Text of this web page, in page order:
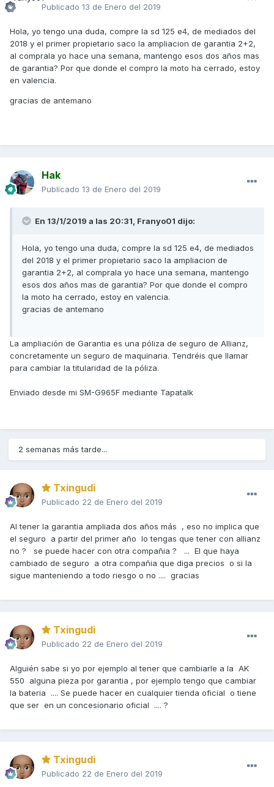
Publicado 13 de Enero del 2019
Hola, yo tengo una duda, compre la sd 125 e4, de mediados del
2018 y el primer propietario saco la ampliacion de garantia 2+2,
al comprala yo hace una semana, mantengo esos dos años mas
de garantia? Por que donde el compro la moto ha cerrado, estoy
en valencia.
gracias de antemano
Hak
Publicado 13 de Enero del 2019
En 13/1/2019 a las 20:31, Franyo01 dijo:
Hola, yo tengo una duda, compre la sd 125 e4, de mediados
del 2018 y el primer propietario saco la ampliacion de
garantia 2+2, al comprala yo hace una semana, mantengo
esos dos años mas de garantia? Por que donde el compro
la moto ha cerrado, estoy en valencia.
gracias de antemano
La ampliación de Garantia es una póliza de seguro de Allianz,
concretamente un seguro de maquinaria. Tendréis que llamar
para cambiar la titularidad de la póliza.
Enviado desde mi SM-G965F mediante Tapatalk
2 semanas más tarde...
Txingudi
Publicado 22 de Enero del 2019
Al tener la garantia ampliada dos años más , eso no implica que
el seguro a partir del primer año lo tengas que tener con allianz
no ? se puede hacer con otra compañia ? ... El que haya
cambiado de seguro a otra compañia que diga precios o si la
sigue manteniendo a todo riesgo o no .... gracias
Txingudi
Publicado 22 de Enero del 2019
Alguién sabe si yo por ejemplo al tener que cambiarle a la AK
550 alguna pieza por garantia , por ejemplo tengo que cambiar
la bateria .... Se puede hacer en cualquier tienda oficial o tiene
que ser en un concesionario oficial .... ?
Txingudi
Publicado 22 de Enero del 2019